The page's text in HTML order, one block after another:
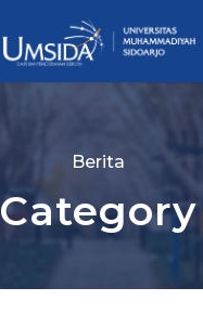
Berita
Category